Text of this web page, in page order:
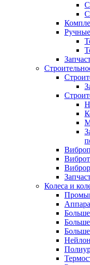
Колеса и